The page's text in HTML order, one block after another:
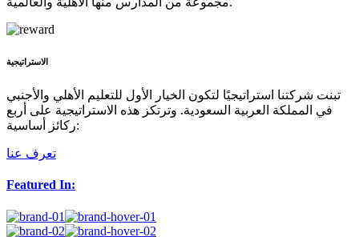
الاستراتيجية
تبنت شركتنا استراتيجيًا لتكون الخيار الأول للتعليم الأهلي والأجنبي
في المملكة العربية السعودية. وترتكز هذه الاستراتيجية على أربع
ركائز أساسية:
تعرف عنا
Featured In: